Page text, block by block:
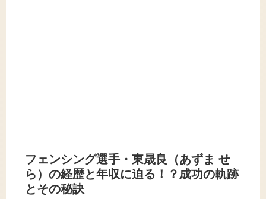
フェンシング選手・東晟良（あずま せ
ら）の経歴と年収に迫る！？成功の軌跡
とその秘訣